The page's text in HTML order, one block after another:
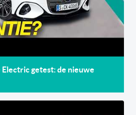
Electric getest: de nieuwe